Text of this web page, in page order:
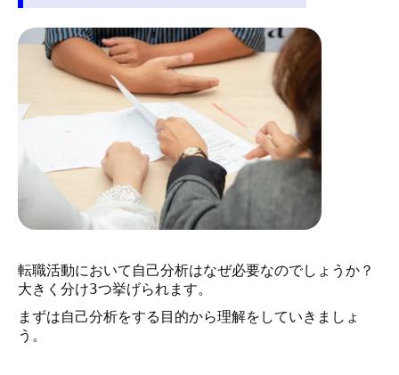
転職活動において自己分析はなぜ必要なのでしょうか？
大きく分け3つ挙げられます。
まずは自己分析をする目的から理解をしていきましょ
う。